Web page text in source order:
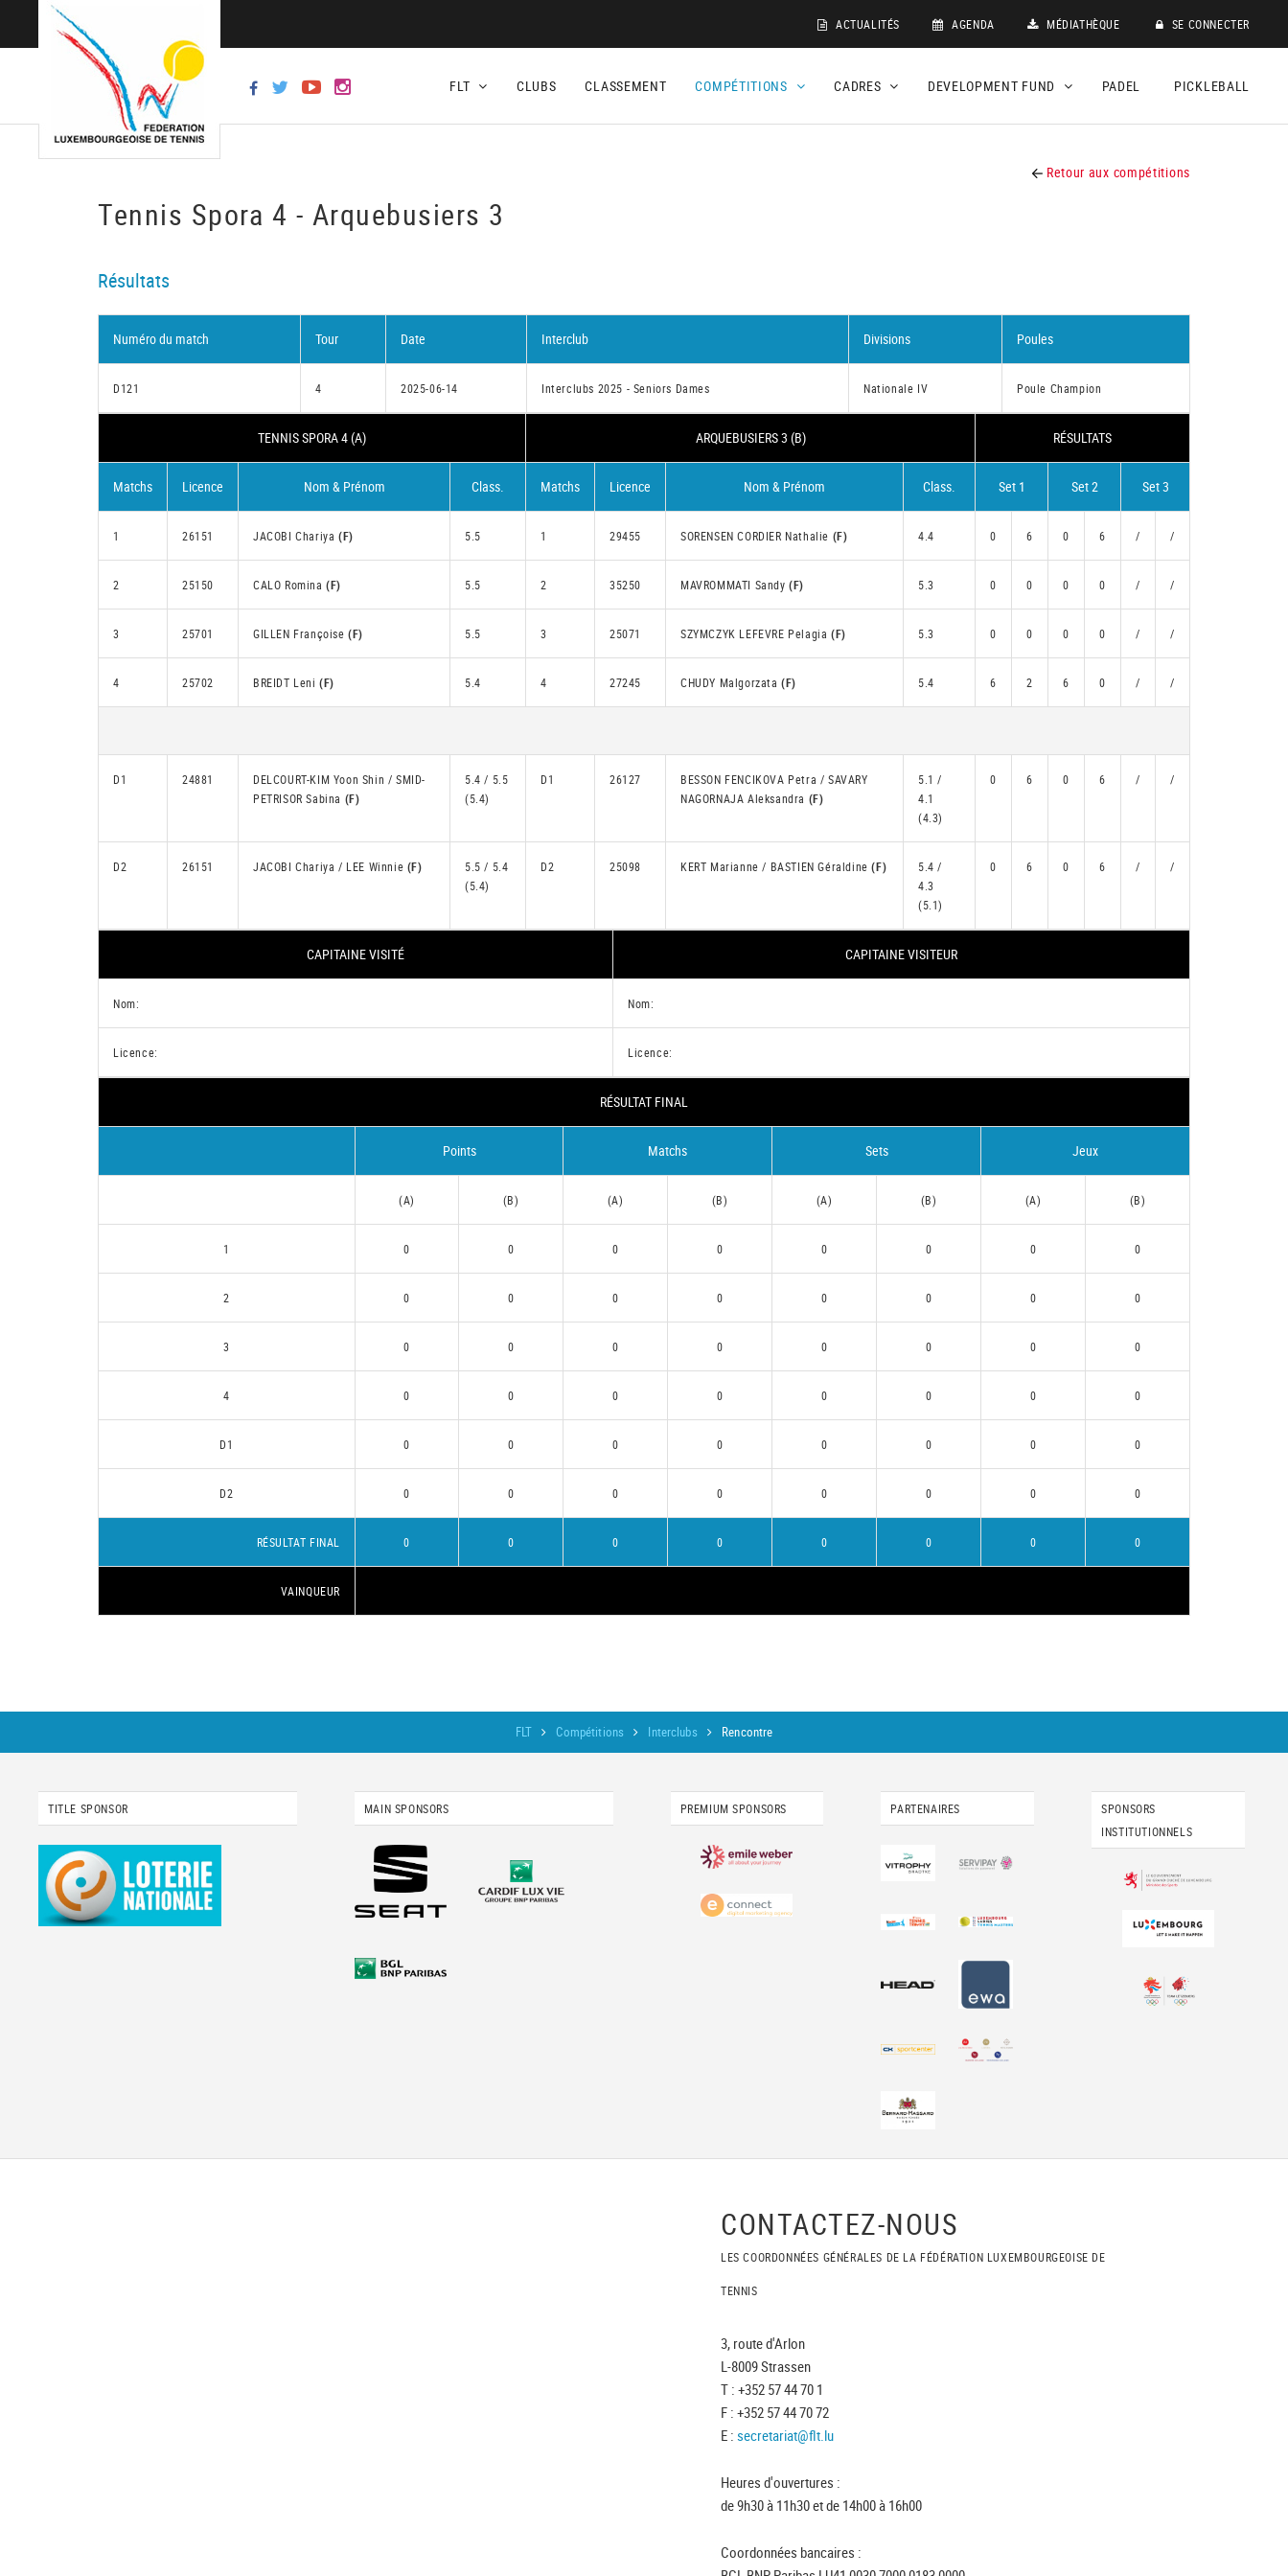
ACTUALITÉS AGENDA MÉDIATHÈQUE SE CONNECTER
FLT CLUBS CLASSEMENT COMPÉTITIONS CADRES DEVELOPMENT FUND PADEL PICKLEBALL
Retour aux compétitions
Tennis Spora 4 - Arquebusiers 3
Résultats
Numéro du match Tour Date Interclub Divisions Poules
D121 4 2025-06-14 Interclubs 2025 - Seniors Dames Nationale IV Poule Champion
TENNIS SPORA 4 (A) ARQUEBUSIERS 3 (B) RÉSULTATS
Matchs Licence Nom & Prénom Class. Matchs Licence Nom & Prénom Class. Set 1 Set 2 Set 3
1 26151 JACOBI Chariya (F) 5.5 1 29455 SORENSEN CORDIER Nathalie (F) 4.4 0 6 0 6 / /
2 25150 CALO Romina(F) 5.5 2 35250 MAVROMMATI Sandy(F) 5.3 0 0 0 0 / /
3 25701 GILLEN Françoise(F) 5.5 3 25071 SZYMCZYK LEFEVRE Pelagia (F) 5.3 0 0 0 0 / /
4 25702 BREIDT Leni(F) 5.4 4 27245 CHUDY Malgorzata(F) 5.4 6 2 6 0 / /
D1 24881
DELCOURT-KIM Yoon Shin / SMID-
PETRISOR Sabina (F)
5.4 / 5.5
(5.4)
D1 26127
BESSON FENCIKOVA Petra / SAVARY
NAGORNAJA Aleksandra (F)
5.1 /
4.1
(4.3)
0 6 0 6 / /
D2 26151 JACOBI Chariya / LEE Winnie (F)
5.5 / 5.4
(5.4)
D2 25098 KERT Marianne / BASTIEN Géraldine(F)
5.4 /
4.3
(5.1)
0 6 0 6 / /
CAPITAINE VISITÉ CAPITAINE VISITEUR
Nom: Nom:
Licence: Licence:
RÉSULTAT FINAL
Points Matchs Sets Jeux
(A) (B) (A) (B) (A) (B) (A) (B)
1 0 0 0 0 0 0 0 0
2 0 0 0 0 0 0 0 0
3 0 0 0 0 0 0 0 0
4 0 0 0 0 0 0 0 0
D1 0 0 0 0 0 0 0 0
D2 0 0 0 0 0 0 0 0
RÉSULTAT FINAL 0 0 0 0 0 0 0 0
VAINQUEUR
FLT Compétitions Interclubs Rencontre
TITLE SPONSOR MAIN SPONSORS PREMIUM SPONSORS PARTENAIRES
SPONSORS
INSTITUTIONNELS
CONTACTEZ-NOUS
LES COORDONNÉES GÉNÉRALES DE LA FÉDÉRATION LUXEMBOURGEOISE DE
TENNIS
3, route d'Arlon
L-8009 Strassen
T : +352 57 44 70 1
F : +352 57 44 70 72
E : secretariat@flt.lu
Heures d'ouvertures :
de 9h30 à 11h30 et de 14h00 à 16h00
Coordonnées bancaires :